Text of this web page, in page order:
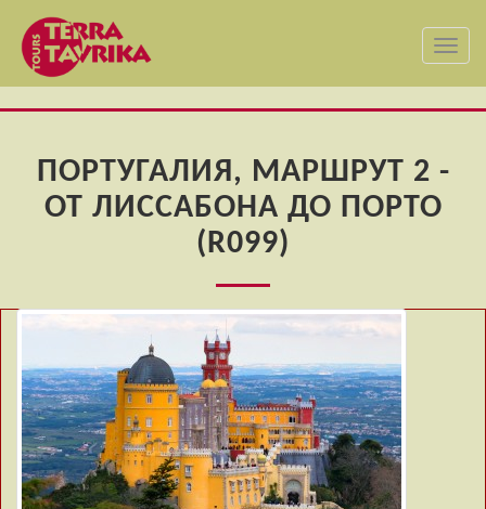
ПОРТУГАЛИЯ, МАРШРУТ 2 -
ОТ ЛИССАБОНА ДО ПОРТО
(R099)